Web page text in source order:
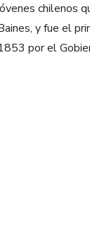
chilenos
y fue el
por el